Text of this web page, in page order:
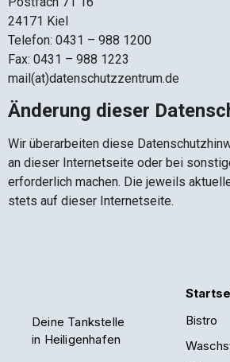
24171 Kiel
Telefon: 0431 – 988 1200
Fax: 0431 – 988 1223
mail(at)datenschutzzentrum.de
Änderung dieser
Wir überarbeiten diese
an dieser Internetseite oder bei
erforderlich machen. Die jeweils
stets auf dieser Internetseite.
Deine Tankstelle
in Heiligenhafen
Bistro